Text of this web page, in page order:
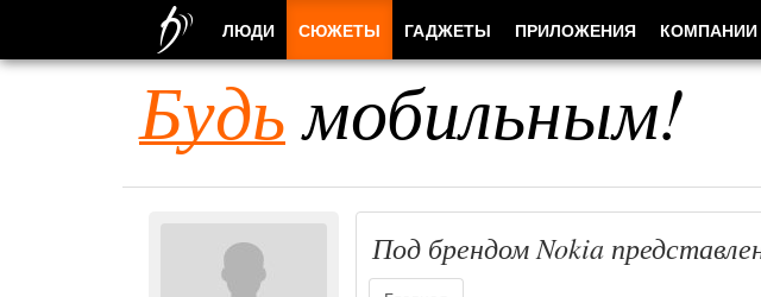
Будьмобильным!
Под брендом Nokia
ЛЮДИ СЮЖЕТЫ ГАДЖЕТЫ ПРИЛОЖЕНИЯ КОМПАНИИ